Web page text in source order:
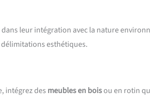
leur intégration avec la nature
esthétiques.
intégrez des meubles en boisou en rotin